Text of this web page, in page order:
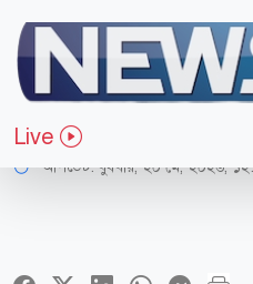
Live
আন্তর্জাতিক
শি জিনপিংকে
আপডেট: বুধবার, ২০ মে, ২০২৬,